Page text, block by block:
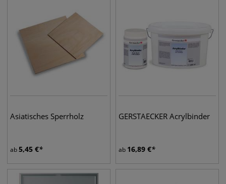
Asiatisches Sperrholz
ab5,45 €
GERSTAECKER Acrylbinder
ab 16,89 €